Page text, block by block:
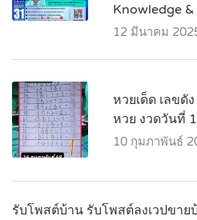
Knowledge &
12 มีนาคม
หวยเด็ด เลขดั
หวย งวดวันที่
10 กุมภาพันธ์
รับโพสต์บ้าน รับโพสต์ลงเวปขาย